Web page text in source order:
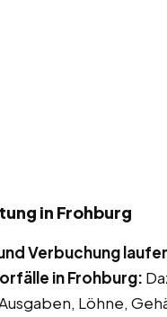
in Frohburg
Verbuchung
in Frohburg:
Löhne,